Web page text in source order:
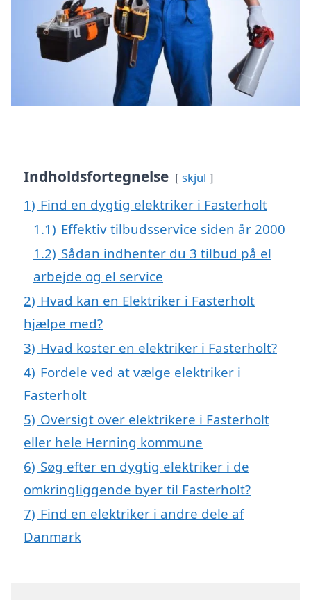
Indholdsfortegnelse skjul
1) Find en dygtig elektriker i Fasterholt
1.1) Effektiv tilbudsservice siden år 2000
1.2) Sådan indhenter du 3 tilbud på el
arbejde og el service
2) Hvad kan en Elektriker i Fasterholt
hjælpe med?
3) Hvad koster en elektriker i Fasterholt?
4) Fordele ved at vælge elektriker i
Fasterholt
5) Oversigt over elektrikere i Fasterholt
eller hele Herning kommune
6) Søg efter en dygtig elektriker i de
omkringliggende byer til Fasterholt?
7) Find en elektriker i andre dele af
Danmark